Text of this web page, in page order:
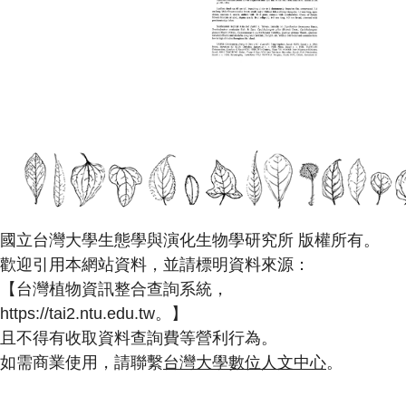
國立台灣大學生態學與演化生物學研究所 版權所有。
歡迎引用本網站資料，並請標明資料來源：
【台灣植物資訊整合查詢系統，
https://tai2.ntu.edu.tw。】
且不得有收取資料查詢費等營利行為。
如需商業使用，請聯繫台灣大學數位人文中心。